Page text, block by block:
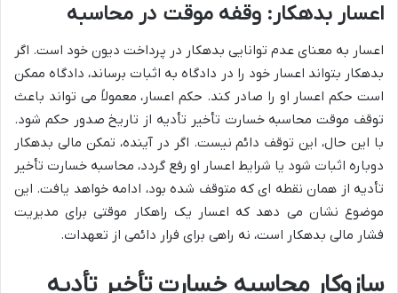
اعسار بدهکار: وقفه موقت در محاسبه
اعسار به معنای عدم توانایی بدهکار در پرداخت دیون خود است. اگر
بدهکار بتواند اعسار خود را در دادگاه به اثبات برساند، دادگاه ممکن
است حکم اعسار او را صادر کند. حکم اعسار، معمولاً می تواند باعث
توقف موقت محاسبه خسارت تأخیر تأدیه از تاریخ صدور حکم شود.
با این حال، این توقف دائم نیست. اگر در آینده، تمکن مالی بدهکار
دوباره اثبات شود یا شرایط اعسار او رفع گردد، محاسبه خسارت تأخیر
تأدیه از همان نقطه ای که متوقف شده بود، ادامه خواهد یافت. این
موضوع نشان می دهد که اعسار یک راهکار موقتی برای مدیریت
فشار مالی بدهکار است، نه راهی برای فرار دائمی از تعهدات.
سازوکار محاسبه خسارت تأخیر تأدیه